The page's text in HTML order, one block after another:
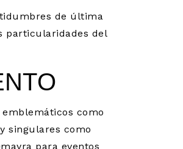
de última
particularidades del
como
singulares como
para eventos